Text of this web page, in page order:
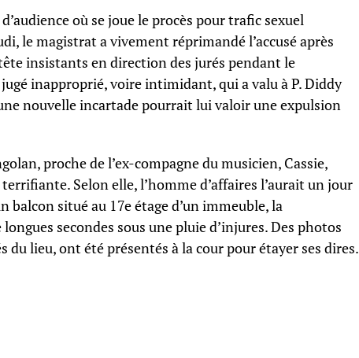
où se joue le procès pour trafic sexuel
le magistrat a vivement réprimandé l’accusé après
insistants en direction des jurés pendant le
inapproprié, voire intimidant, qui a valu à P. Diddy
nouvelle incartade pourrait lui valoir une expulsion
proche de l’ex-compagne du musicien, Cassie,
Selon elle, l’homme d’affaires l’aurait un jour
balcon situé au 17e étage d’un immeuble, la
secondes sous une pluie d’injures. Des photos
du lieu, ont été présentés à la cour pour étayer ses dires.